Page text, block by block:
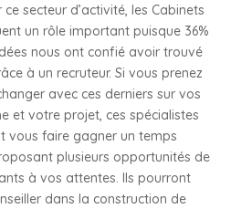
secteur d’activité, les Cabinets
un rôle important puisque 36%
nous ont confié avoir trouvé
à un recruteur. Si vous prenez
avec ces derniers sur vos
et votre projet, ces spécialistes
vous faire gagner un temps
plusieurs opportunités de
à vos attentes. Ils pourront
dans la construction de